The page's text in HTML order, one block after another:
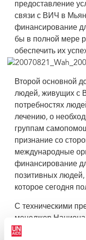
предоставление
связи с ВИЧ в
финансирование
бы в полной мере
обеспечить их
Второй основной
людей, живущих с
потребностях
лечению, о
группам
признание со
международные
финансирование
позитивных
которое сегодня
С техническими
менеджер
Мин Тхве,